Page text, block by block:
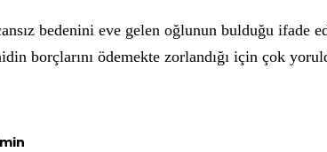
bedenini eve gelen oğlunun bulduğu ifade
borçlarını ödemekte zorlandığı için çok